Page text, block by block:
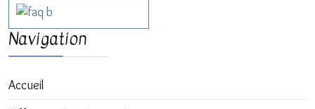
Navigation
Accueil